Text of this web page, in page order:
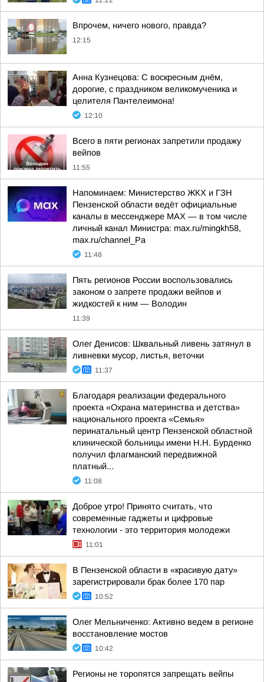
Впрочем, ничего нового, правда?
12:15
Анна Кузнецова: С воскресным днём,
дорогие, с праздником великомученика и
целителя Пантелеимона!
12:10
Всего в пяти регионах запретили продажу
вейпов
11:55
Напоминаем: Министерство ЖКХ и ГЗН
Пензенской области ведёт официальные
каналы в мессенджере МАХ — в том числе
личный канал Министра: max.ru/mingkh58,
max.ru/channel_Pa
11:48
Пять регионов России воспользовались
законом о запрете продажи вейпов и
жидкостей к ним — Володин
11:39
Олег Денисов: Шквальный ливень затянул в
ливневки мусор, листья, веточки
11:37
Благодаря реализации федерального
проекта «Охрана материнства и детства»
национального проекта «Семья»
перинатальный центр Пензенской областной
клинической больницы имени Н.Н. Бурденко
получил флагманский передвижной
платный...
11:08
Доброе утро! Принято считать, что
современные гаджеты и цифровые
технологии - это территория молодежи
11:01
В Пензенской области в «красивую дату»
зарегистрировали брак более 170 пар
10:52
Олег Мельниченко: Активно ведем в регионе
восстановление мостов
10:42
Регионы не торопятся запрещать вейпы